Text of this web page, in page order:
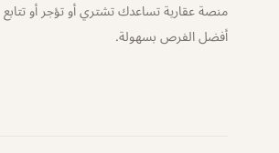
منصة عقارية تساعدك تشتري أو تؤجر أو تتابع
أفضل الفرص بسهولة.